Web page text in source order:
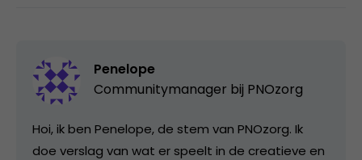
Penelope
Communitymanager bij PNOzorg
Hoi, ik ben Penelope, de stem van PNOzorg. Ik
doe verslag van wat er speelt in de creatieve en